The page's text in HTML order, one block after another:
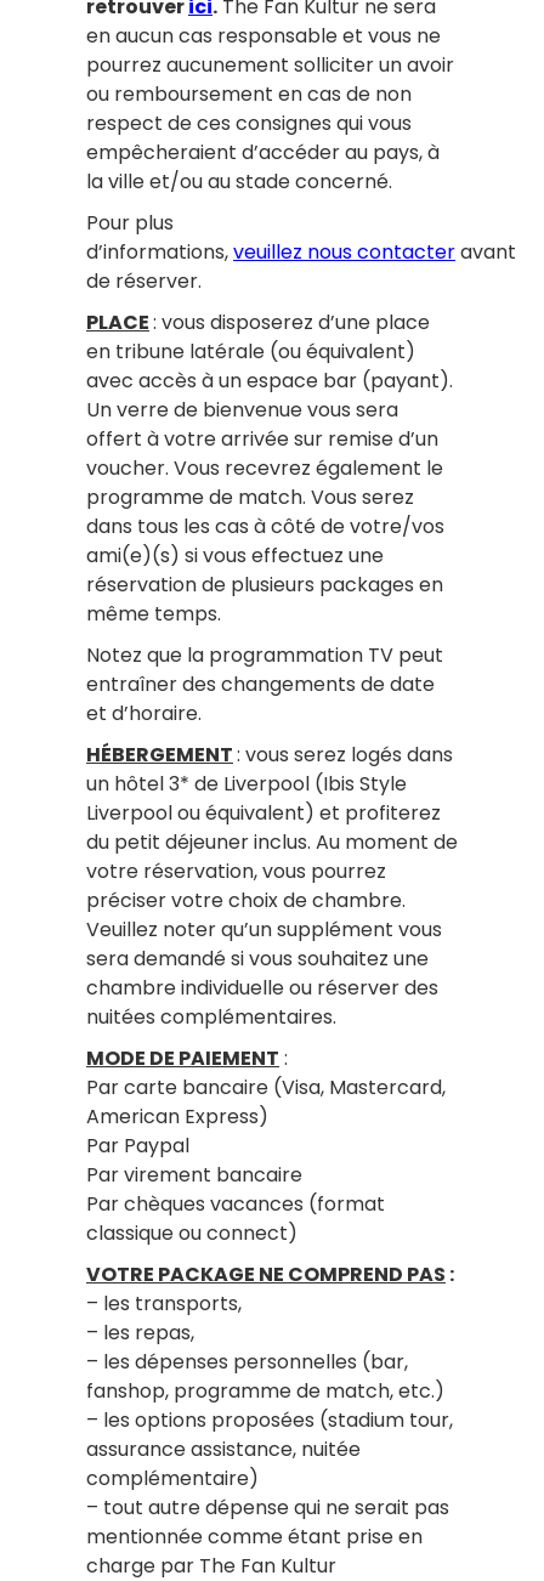
retrouverici. The Fan Kultur ne sera
en aucun cas responsable et vous ne
pourrez aucunement solliciter un avoir
ou remboursement en cas de non
respect de ces consignes qui vous
empêcheraient d’accéder au pays, à
la ville et/ou au stade concerné.
Pour plus
d’informations,veuillez nous contacteravant
de réserver.
PLACE: vous disposerez d’une place
en tribune latérale (ou équivalent)
avec accès à un espace bar (payant).
Un verre de bienvenue vous sera
offert à votre arrivée sur remise d’un
voucher. Vous recevrez également le
programme de match. Vous serez
dans tous les cas à côté de votre/vos
ami(e)(s) si vous effectuez une
réservation de plusieurs packages en
même temps.
Notez que la programmation TV peut
entraîner des changements de date
et d’horaire.
HÉBERGEMENT: vous serez logés dans
un hôtel 3* de Liverpool (Ibis Style
Liverpool ou équivalent) et profiterez
du petit déjeuner inclus. Au moment de
votre réservation, vous pourrez
préciser votre choix de chambre.
Veuillez noter qu’un supplément vous
sera demandé si vous souhaitez une
chambre individuelle ou réserver des
nuitées complémentaires.
MODE DE PAIEMENT :
Par carte bancaire (Visa, Mastercard,
American Express)
Par Paypal
Par virement bancaire
Par chèques vacances (format
classique ou connect)
VOTRE PACKAGE NE COMPREND PAS :
– les transports,
– les repas,
– les dépenses personnelles (bar,
fanshop, programme de match, etc.)
– les options proposées (stadium tour,
assurance assistance, nuitée
complémentaire)
– tout autre dépense qui ne serait pas
mentionnée comme étant prise en
charge par The Fan Kultur